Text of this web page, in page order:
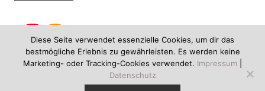
Diese Seite verwendet essenzielle Cookies, um dir das
bestmögliche Erlebnis zu gewährleisten. Es werden keine
Marketing- oder Tracking-Cookies verwendet. Impressum
Datenschutz